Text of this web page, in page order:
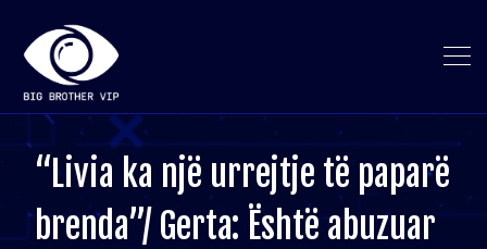
“Livia ka një urrejtje të paparë
brenda”/ Gerta: Është abuzuar